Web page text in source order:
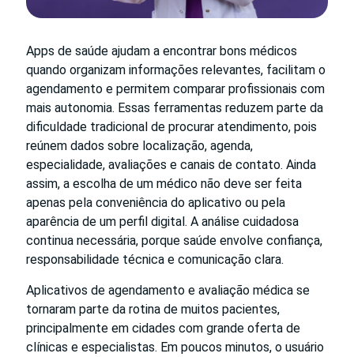
Apps de saúde ajudam a encontrar bons médicos
quando organizam informações relevantes, facilitam o
agendamento e permitem comparar profissionais com
mais autonomia. Essas ferramentas reduzem parte da
dificuldade tradicional de procurar atendimento, pois
reúnem dados sobre localização, agenda,
especialidade, avaliações e canais de contato. Ainda
assim, a escolha de um médico não deve ser feita
apenas pela conveniência do aplicativo ou pela
aparência de um perfil digital. A análise cuidadosa
continua necessária, porque saúde envolve confiança,
responsabilidade técnica e comunicação clara.
Aplicativos de agendamento e avaliação médica se
tornaram parte da rotina de muitos pacientes,
principalmente em cidades com grande oferta de
clínicas e especialistas. Em poucos minutos, o usuário